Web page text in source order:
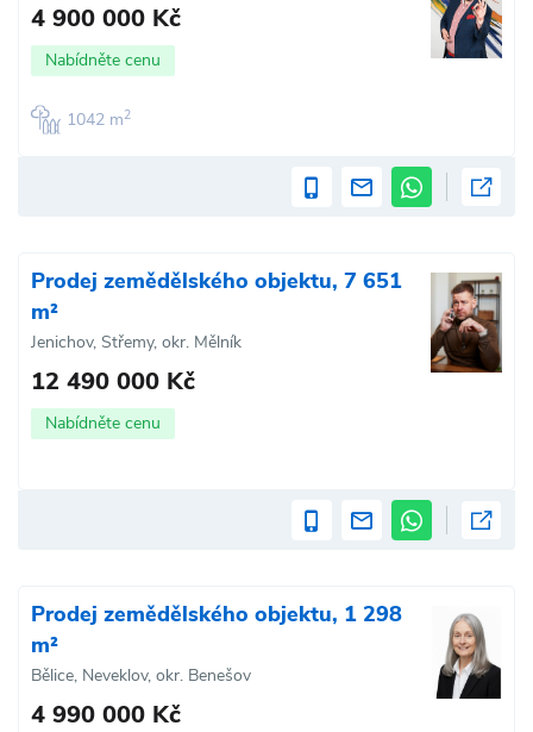
4 900 000 Kč
Nabídněte cenu
1042 m2
Prodej zemědělského objektu, 7 651
m²
Jenichov, Střemy, okr. Mělník
12 490 000 Kč
Nabídněte cenu
Prodej zemědělského objektu, 1 298
m²
Bělice, Neveklov, okr. Benešov
4 990 000 Kč